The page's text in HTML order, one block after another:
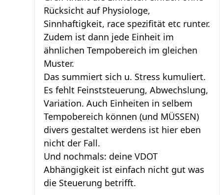
Rücksicht auf Physiologe,
Sinnhaftigkeit, race spezifität etc runter.
Zudem ist dann jede Einheit im
ähnlichen Tempobereich im gleichen
Muster.
Das summiert sich u. Stress kumuliert.
Es fehlt Feinststeuerung, Abwechslung,
Variation. Auch Einheiten in selbem
Tempobereich können (und MÜSSEN)
divers gestaltet werdens ist hier eben
nicht der Fall.
Und nochmals: deine VDOT
Abhängigkeit ist einfach nicht gut was
die Steuerung betrifft.